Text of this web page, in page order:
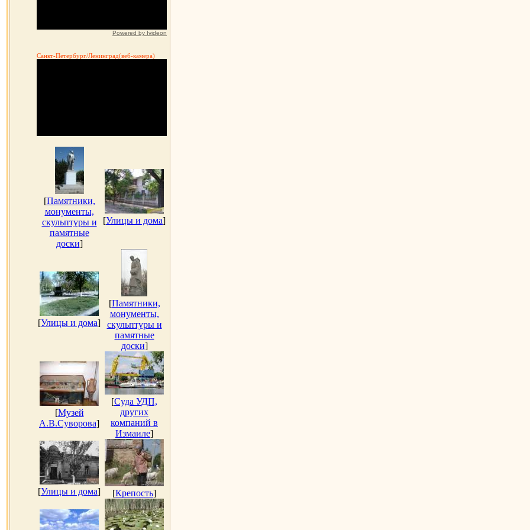
Powered by Ivideon
Санкт-Петербург/Ленинград(веб-камера)
[Памятники,
монументы,
скульптуры и
памятные
доски]
[Улицы и дома]
[Улицы и дома]
[Памятники,
монументы,
скульптуры и
памятные
доски]
[Музей
А.В.Суворова]
[Суда УДП,
других
компаний в
Измаиле]
[Улицы и дома] [Крепость]